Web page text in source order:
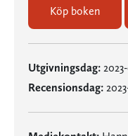
Köp boken
Utgivningsdag:
Recensionsdag: